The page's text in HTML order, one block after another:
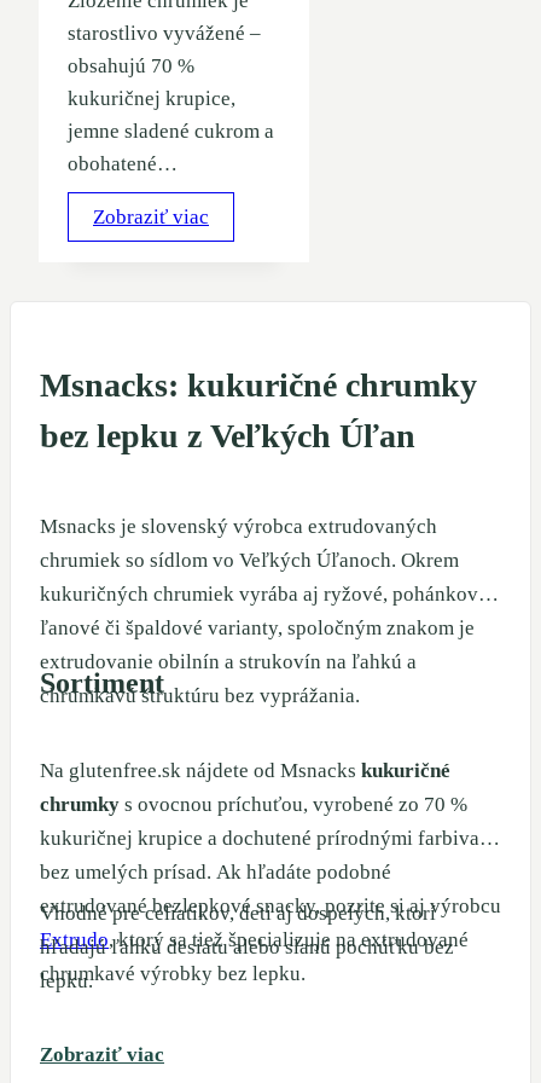
starostlivo vyvážené –
obsahujú 70 %
kukuričnej krupice,
jemne sladené cukrom a
obohatené…
Zobraziť viac
Msnacks: kukuričné chrumky
bez lepku z Veľkých Úľan
Msnacks je slovenský výrobca extrudovaných
chrumiek so sídlom vo Veľkých Úľanoch. Okrem
kukuričných chrumiek vyrába aj ryžové, pohánkové,
ľanové či špaldové varianty, spoločným znakom je
extrudovanie obilnín a strukovín na ľahkú a
chrumkavú štruktúru bez vyprážania.
Sortiment
Na glutenfree.sk nájdete od Msnacks kukuričné
chrumky s ovocnou príchuťou, vyrobené zo 70 %
kukuričnej krupice a dochutené prírodnými farbivami
bez umelých prísad. Ak hľadáte podobné
extrudované bezlepkové snacky, pozrite si aj výrobcu
Extrudo, ktorý sa tiež špecializuje na extrudované
chrumkavé výrobky bez lepku.
Vhodné pre celiatikov, deti aj dospelých, ktorí
hľadajú ľahkú desiatu alebo slanú pochúťku bez
lepku.
Zobraziť viac